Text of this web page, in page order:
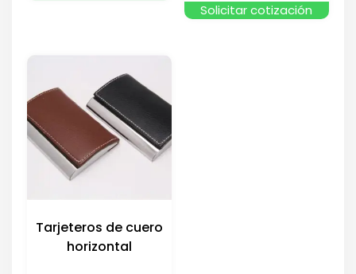
Solicitar cotización
Tarjeteros de cuero
horizontal